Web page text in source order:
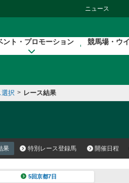
ニュース
ント・プロモーション 競馬場・ウ
択 > レース結果
果 特別レース登録馬 開催日程
5回京都7日